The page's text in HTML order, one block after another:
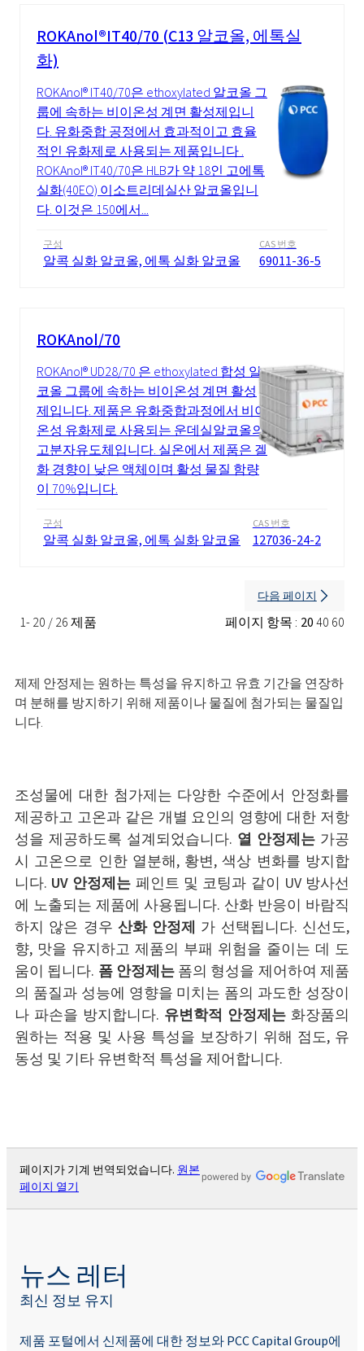
ROKAnol®IT40/70 (C13 알코올, 에톡실
화)
ROKAnol® IT40/70은 ethoxylated 알코올 그
룹에 속하는 비이온성 계면 활성제입니
다. 유화중합 공정에서 효과적이고 효율
적인 유화제로 사용되는 제품입니다 .
ROKAnol® IT40/70은 HLB가 약 18인 고에톡
실화(40EO) 이소트리데실산 알코올입니
다. 이것은 150에서...
구성
알콕 실화 알코올, 에톡 실화 알코올
CAS 번호
69011-36-5
ROKAnol/70
ROKAnol® UD28/70 은 ethoxylated 합성 알
코올 그룹에 속하는 비이온성 계면 활성
제입니다. 제품은 유화중합과정에서 비이
온성 유화제로 사용되는 운데실알코올의
고분자유도체입니다. 실온에서 제품은 겔
화 경향이 낮은 액체이며 활성 물질 함량
이 70%입니다.
구성
알콕 실화 알코올, 에톡 실화 알코올
CAS 번호
127036-24-2
1- 20 / 26 제품 페이지 항목 : 2040 60
다음 페이지
제제 안정제는 원하는 특성을 유지하고 유효 기간을 연장하
며 분해를 방지하기 위해 제품이나 물질에 첨가되는 물질입
니다.
조성물에 대한 첨가제는 다양한 수준에서 안정화를
제공하고 고온과 같은 개별 요인의 영향에 대한 저항
성을 제공하도록 설계되었습니다. 열 안정제는 가공
시 고온으로 인한 열분해, 황변, 색상 변화를 방지합
니다. UV 안정제는 페인트 및 코팅과 같이 UV 방사선
에 노출되는 제품에 사용됩니다. 산화 반응이 바람직
하지 않은 경우 산화 안정제 가 선택됩니다. 신선도,
향, 맛을 유지하고 제품의 부패 위험을 줄이는 데 도
움이 됩니다. 폼 안정제는폼의 형성을 제어하여 제품
의 품질과 성능에 영향을 미치는 폼의 과도한 성장이
나 파손을 방지합니다. 유변학적 안정제는 화장품의
원하는 적용 및 사용 특성을 보장하기 위해 점도, 유
동성 및 기타 유변학적 특성을 제어합니다.
페이지가 기계 번역되었습니다. 원본
페이지 열기
뉴스 레터
최신 정보 유지
제품 포털에서 신제품에 대한 정보와 PCC Capital Group에